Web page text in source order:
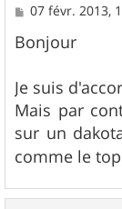
M
s
s
g
e
07 févr. 2013,
Bonjour
Je suis
Mais par
sur un
comme le